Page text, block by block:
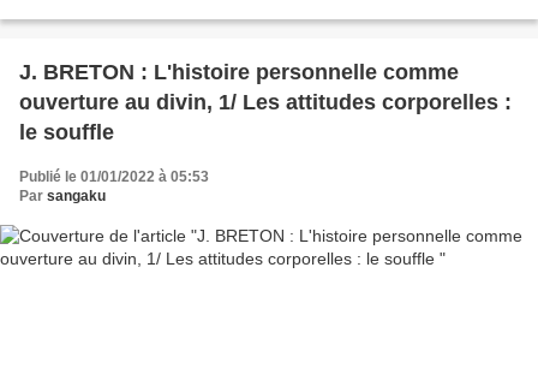
J. BRETON : L'histoire personnelle comme
ouverture au divin, 1/ Les attitudes corporelles :
le souffle
Publié le 01/01/2022 à 05:53
Par sangaku